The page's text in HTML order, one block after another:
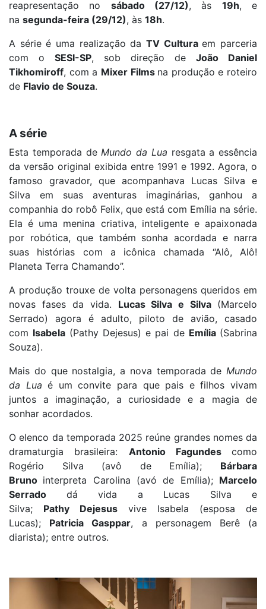
reapresentação no sábado (27/12), às 19h, e
na segunda-feira (29/12), às 18h.
A série é uma realização da TV Culturaem parceria
com o SESI-SP, sob direção de João Daniel
Tikhomiroff, com a Mixer Films na produção e roteiro
de Flavio de Souza.
A série
Esta temporada de Mundo da Lua resgata a essência
da versão original exibida entre 1991 e 1992. Agora, o
famoso gravador, que acompanhava Lucas Silva e
Silva em suas aventuras imaginárias, ganhou a
companhia do robô Felix, que está com Emília na série.
Ela é uma menina criativa, inteligente e apaixonada
por robótica, que também sonha acordada e narra
suas histórias com a icônica chamada “Alô, Alô!
Planeta Terra Chamando”.
A produção trouxe de volta personagens queridos em
novas fases da vida. Lucas Silva e Silva (Marcelo
Serrado) agora é adulto, piloto de avião, casado
com Isabela (Pathy Dejesus) e pai de Emília (Sabrina
Souza).
Mais do que nostalgia, a nova temporada de Mundo
da Luaé um convite para que pais e filhos vivam
juntos a imaginação, a curiosidade e a magia de
sonhar acordados.
O elenco da temporada 2025 reúne grandes nomes da
dramaturgia brasileira: Antonio Fagundes como
Rogério Silva (avô de Emília); Bárbara
Bruno interpreta Carolina (avó de Emília); Marcelo
Serrado dá vida a Lucas Silva e
Silva; Pathy Dejesus vive Isabela (esposa de
Lucas); Patricia Gasppar, a personagem Berê (a
diarista); entre outros.